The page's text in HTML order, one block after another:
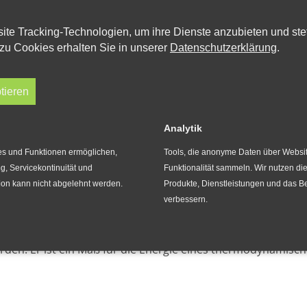
Tiefengeothermie
bei denen die geothermische Energie über
genutzt werden kann. Die tiefe Geothermie
tiefen Geothermie gehören folgende Systeme, die
Er ist ein Maß für die Energie eines
Tracking-Technologien, um ihre Dienste anzubieten und
Cookies erhalten Sie in unserer Datenschutzerklärung.
und Funktionen ermöglichen,
Servicekontinuität und
kann nicht abgelehnt werden.
Analytik
Tools, die anonyme Daten über
Funktionalität sammeln. Wir nutzen
Produkte, Dienstleistungen und das
verbessern.